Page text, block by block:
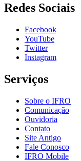
Redes Sociais
Facebook
YouTube
Twitter
Instagram
Serviços
Sobre o IFRO
Comunicação
Ouvidoria
Contato
Site Antigo
Fale Conosco
IFRO Mobile